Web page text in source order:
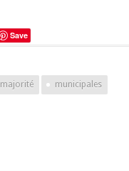
Save
majorité municipales